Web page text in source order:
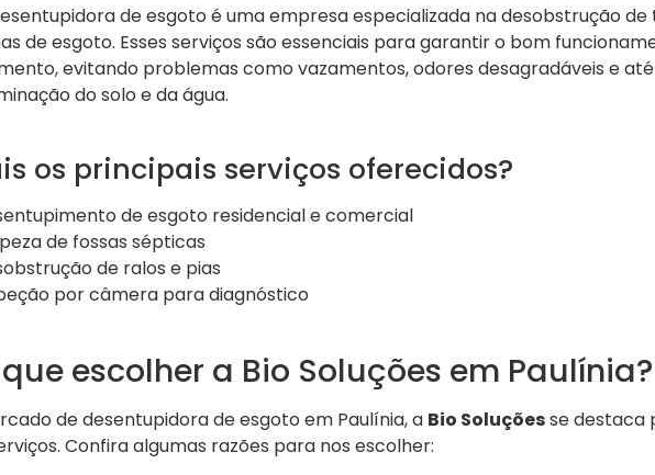
de esgoto é uma empresa especializada na desobstrução de
de esgoto. Esses serviços são essenciais para garantir o bom
evitando problemas como vazamentos, odores desagradáveis e
do solo e da água.
os principais serviços oferecidos?
de esgoto residencial e comercial
de fossas sépticas
de ralos e pias
por câmera para diagnóstico
escolher a Bio Soluções em Paulínia?
de desentupidora de esgoto em Paulínia, a Bio Soluçõesse destaca
Confira algumas razões para nos escolher: